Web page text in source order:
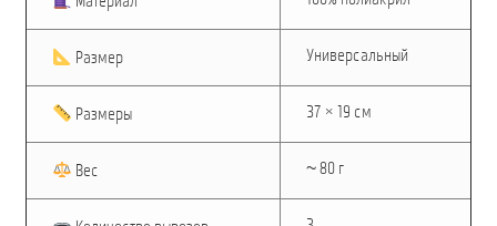
Размер Универсальный
Размеры 37 × 19 см
Вес ~ 80 г